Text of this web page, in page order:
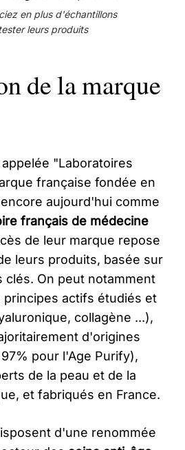
en plus d'échantillons
leurs produits
de la marque
"Laboratoires
française fondée en
aujourd'hui comme
français de médecine
de leur marque repose
leurs produits, basée sur
clés. On peut notamment
principes actifs étudiés et
collagène ...),
d'origines
pour l'Age Purify),
de la peau et de la
et fabriqués en France.
d'une renommée